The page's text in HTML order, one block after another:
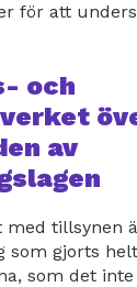
för att
och
av
med tillsynen
som gjorts
som det